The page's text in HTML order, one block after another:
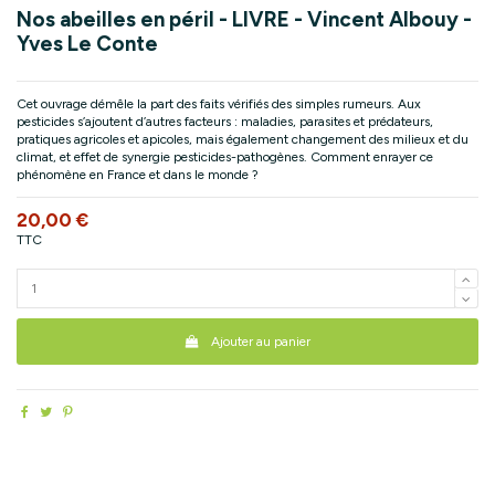
Nos abeilles en péril - LIVRE - Vincent Albouy -
Yves Le Conte
Cet ouvrage démêle la part des faits vérifiés des simples rumeurs. Aux
pesticides s’ajoutent d’autres facteurs : maladies, parasites et prédateurs,
pratiques agricoles et apicoles, mais également changement des milieux et du
climat, et effet de synergie pesticides-pathogènes. Comment enrayer ce
phénomène en France et dans le monde ?
20,00 €
TTC
Ajouter au panier